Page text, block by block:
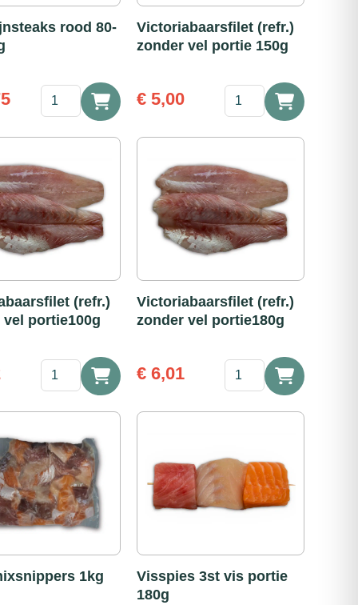
rood 80-
Tonijnsteaks
80-
1kg
aantal
Victoriabaarsfilet (refr.)
zonder vel portie 150g
€5,00
Victoriabaarsfilet
(refr.)
vel
150g
aantal
(refr.)
vel portie100g
Victoriabaarsfilet
(refr.)
vel
aantal
Victoriabaarsfilet (refr.)
zonder vel portie180g
€6,01
Victoriabaarsfilet
(refr.)
vel
1kg
Visspies 3st vis portie
180g